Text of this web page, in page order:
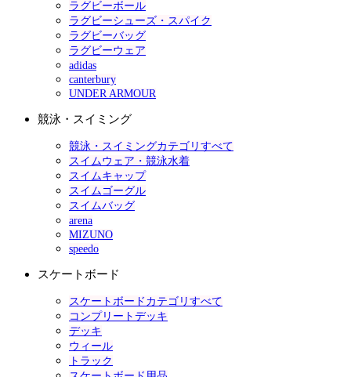
ラグビーボール
ラグビーシューズ・スパイク
ラグビーバッグ
ラグビーウェア
adidas
canterbury
UNDER ARMOUR
競泳・スイミング
競泳・スイミングカテゴリすべて
スイムウェア・競泳水着
スイムキャップ
スイムゴーグル
スイムバッグ
arena
MIZUNO
speedo
スケートボード
スケートボードカテゴリすべて
コンプリートデッキ
デッキ
ウィール
トラック